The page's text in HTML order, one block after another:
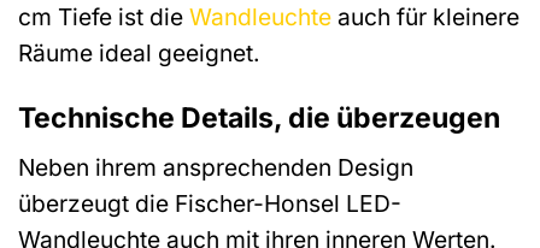
cm Tiefe ist die Wandleuchte auch für kleinere
Räume ideal geeignet.
Technische Details, die überzeugen
Neben ihrem ansprechenden Design
überzeugt die Fischer-Honsel LED-
Wandleuchte auch mit ihren inneren Werten.